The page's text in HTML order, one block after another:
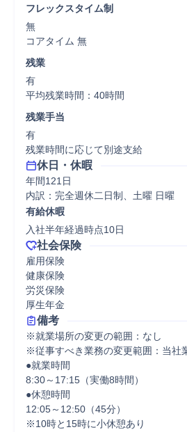
フレックスタイム制
無
コアタイム 無
残業
有
平均残業時間：40時間
残業手当
有
残業時間に応じて別途支給
休日・休暇
年間121日
内訳：完全週休二日制、土曜 日曜
有給休暇
入社半年経過時点10日
社会保険
雇用保険
健康保険
労災保険
厚生年金
備考
※就業場所の変更の範囲：なし
※従事すべき業務の変更範囲：当社
●就業時間
8:30～17:15（実働8時間）
●休憩時間
12:05～12:50（45分）
※10時と15時に小休憩あり